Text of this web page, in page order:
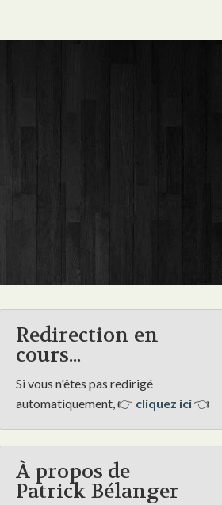
Redirection en
cours...
Si vous n'êtes pas redirigé
automatiquement, 👉 cliquez ici👈
À propos de
Patrick Bélanger